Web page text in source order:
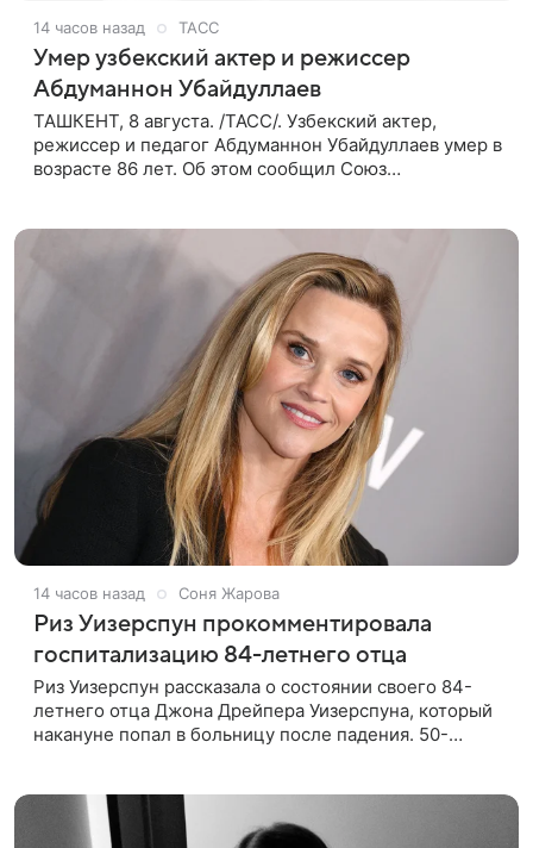
14 часов назад ТАСС
Умер узбекский актер и режиссер
Абдуманнон Убайдуллаев
ТАШКЕНТ, 8 августа. /ТАСС/. Узбекский актер,
режиссер и педагог Абдуманнон Убайдуллаев умер в
возрасте 86 лет. Об этом сообщил Союз
14 часов назад Соня Жарова
Риз Уизерспун прокомментировала
госпитализацию 84-летнего отца
Риз Уизерспун рассказала о состоянии своего 84-
летнего отца Джона Дрейпера Уизерспуна, который
накануне попал в больницу после падения. 50-